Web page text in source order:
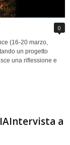
0
(16-20 marzo,
un progetto
una riflessione e
a